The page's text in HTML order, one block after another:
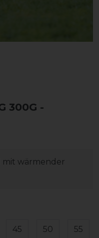
300G -
wärmender
45 50 55